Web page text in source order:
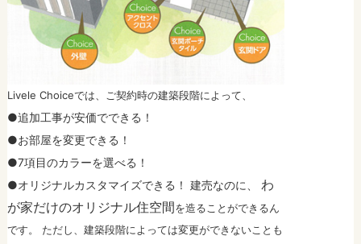
Livele Choiceでは、ご契約時の建築段階によって、
●追加工事が安価でできる！
●お部屋を変更できる！
●7項目のカラーを選べる！
●オリジナルカスタマイズできる！ 建売なのに、
わ
が家だけのオリジナル住空間を造ることができるん
です。 ただし、建築段階によっては変更ができないことも